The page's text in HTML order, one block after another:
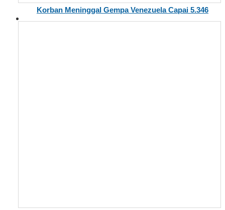
Korban Meninggal Gempa Venezuela Capai 5.346